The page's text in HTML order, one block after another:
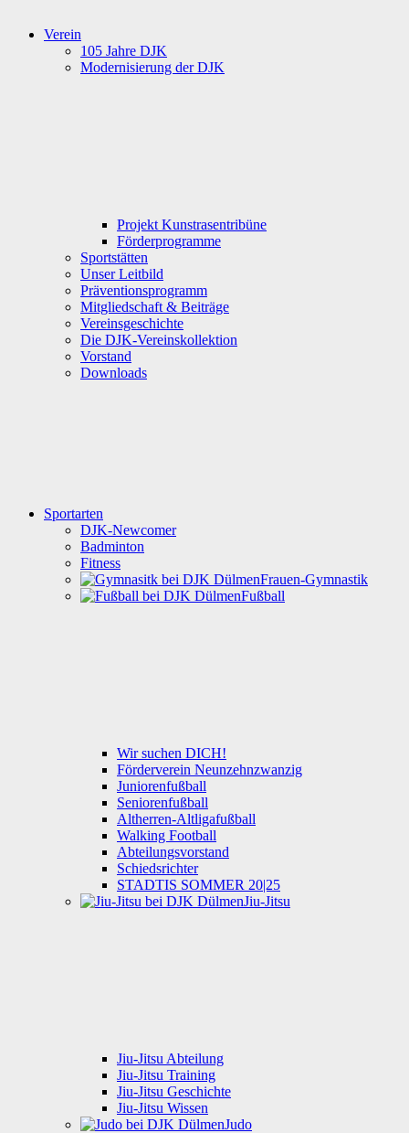
Verein
105 Jahre DJK
Modernisierung der DJK
Projekt Kunstrasentribüne
Förderprogramme
Sportstätten
Unser Leitbild
Präventionsprogramm
Mitgliedschaft & Beiträge
Vereinsgeschichte
Die DJK-Vereinskollektion
Vorstand
Downloads
Sportarten
DJK-Newcomer
Badminton
Fitness
Frauen-Gymnastik
Fußball
Wir suchen DICH!
Förderverein Neunzehnzwanzig
Juniorenfußball
Seniorenfußball
Altherren-Altligafußball
Walking Football
Abteilungsvorstand
Schiedsrichter
STADTIS SOMMER 20|25
Jiu-Jitsu
Jiu-Jitsu Abteilung
Jiu-Jitsu Training
Jiu-Jitsu Geschichte
Jiu-Jitsu Wissen
Judo